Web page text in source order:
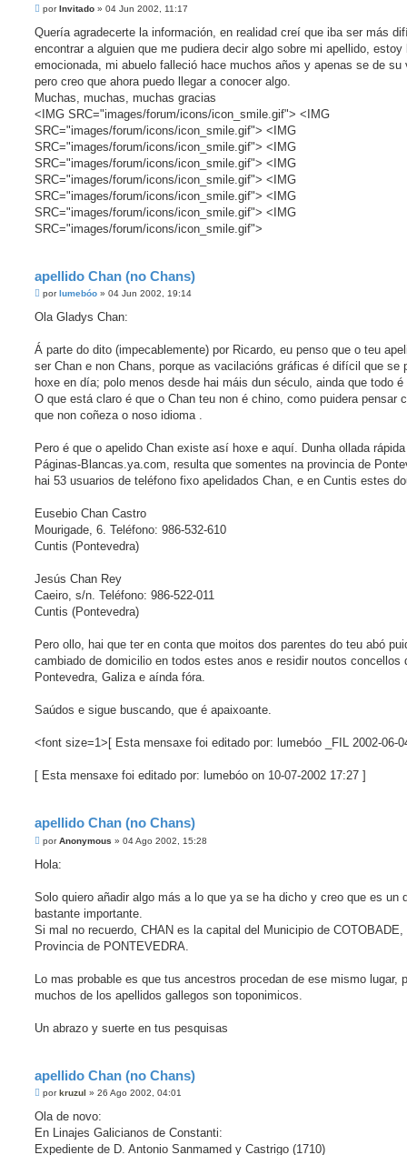
M
n
s
a
j
porInvitado » 04 Jun 2002, 11:17
Quería agradecerte la información, en realidad creí que iba ser más
encontrar a alguien que me pudiera decir algo sobre mi apellido, estoy
emocionada, mi abuelo falleció hace muchos años y apenas se de su
pero creo que ahora puedo llegar a conocer algo.
Muchas, muchas, muchas gracias
<IMG SRC="images/forum/icons/icon_smile.gif"> <IMG
SRC="images/forum/icons/icon_smile.gif"> <IMG
SRC="images/forum/icons/icon_smile.gif"> <IMG
SRC="images/forum/icons/icon_smile.gif"> <IMG
SRC="images/forum/icons/icon_smile.gif"> <IMG
SRC="images/forum/icons/icon_smile.gif"> <IMG
SRC="images/forum/icons/icon_smile.gif"> <IMG
SRC="images/forum/icons/icon_smile.gif">
apellido Chan (no Chans)
M
n
j
porlumebóo » 04 Jun 2002, 19:14
Ola Gladys Chan:
Á parte do dito (impecablemente) por Ricardo, eu penso que o teu
ser Chan e non Chans, porque as vacilacións gráficas é difícil que se
hoxe en día; polo menos desde hai máis dun século, ainda que todo é
O que está claro é que o Chan teu non é chino, como puidera pensar
que non coñeza o noso idioma .
Pero é que o apelido Chan existe así hoxe e aquí. Dunha ollada
Páginas-Blancas.ya.com, resulta que somentes na provincia de
hai 53 usuarios de teléfono fixo apelidados Chan, e en Cuntis estes
Eusebio Chan Castro
Mourigade, 6. Teléfono: 986-532-610
Cuntis (Pontevedra)
Jesús Chan Rey
Caeiro, s/n. Teléfono: 986-522-011
Cuntis (Pontevedra)
Pero ollo, hai que ter en conta que moitos dos parentes do teu abó
cambiado de domicilio en todos estes anos e residir noutos concellos
Pontevedra, Galiza e aínda fóra.
Saúdos e sigue buscando, que é apaixoante.
<font size=1>[ Esta mensaxe foi editado por: lumebóo _FIL 2002-06-
[ Esta mensaxe foi editado por: lumebóo on 10-07-2002 17:27 ]
apellido Chan (no Chans)
M
n
j
porAnonymous » 04 Ago 2002, 15:28
Hola:
Solo quiero añadir algo más a lo que ya se ha dicho y creo que es un
bastante importante.
Si mal no recuerdo, CHAN es la capital del Municipio de COTOBADE,
Provincia de PONTEVEDRA.
Lo mas probable es que tus ancestros procedan de ese mismo lugar,
muchos de los apellidos gallegos son toponimicos.
Un abrazo y suerte en tus pesquisas
apellido Chan (no Chans)
M
n
a
j
porkruzul » 26 Ago 2002, 04:01
Ola de novo:
En Linajes Galicianos de Constanti:
Expediente de D. Antonio Sanmamed y Castrigo (1710)